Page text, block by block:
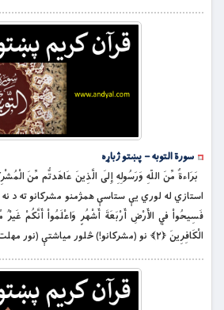
سورة التوبه – پښتو ژباړه
فَسِيحُواْ فِي الأَرْضِ أَرْبَعَةَ أَشْهُرٍ وَاعْلَمُواْ أَنَّكُمْ
الْكَافِرِينَ ﴿۲﴾ نو (مشركانو!) څلور مياشتې (نور مهلت لرئ، چې) پر […]